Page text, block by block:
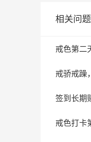
相关问题
戒色第二
戒骄戒躁
签到长期
戒色打卡